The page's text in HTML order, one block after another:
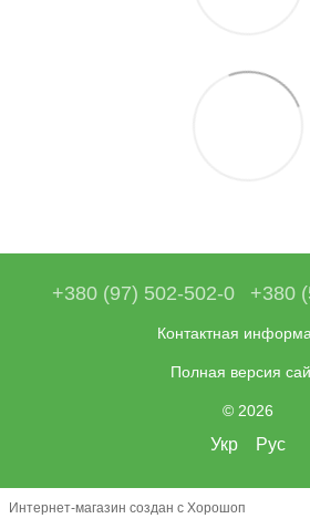
+380 (97) 502-502-0 +380
Контактная
Полная версия
© 2026
Укр Рус
Интернет-магазин создан с Хорошоп